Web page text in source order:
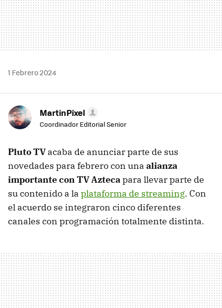
1 Febrero 2024
MartinPixel
Coordinador Editorial Senior
Pluto TVacaba de anunciar parte de sus
novedades para febrero con una alianza
importante con TV Aztecapara llevar parte de
su contenido a la plataforma de streaming. Con
el acuerdo se integraron cinco diferentes
canales con programación totalmente distinta.